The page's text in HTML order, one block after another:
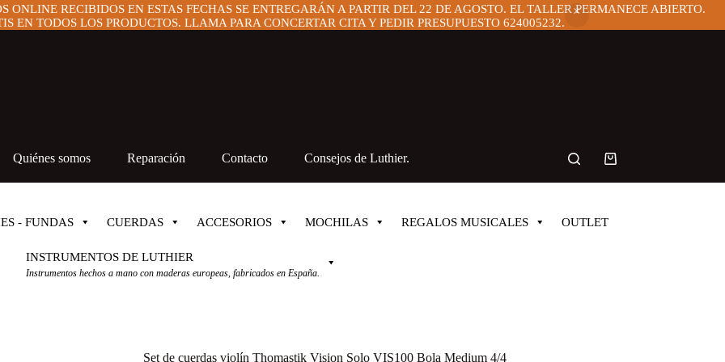
RECIBIDOS EN ESTAS FECHAS SE ENTREGARÁN A PARTIR DEL 22 DE AGOSTO. EL TALLER PERMANECE ABIERTO.
EN TODOS LOS PRODUCTOS. LLAMA PARA CONCERTAR CITA Y PEDIR PRESUPUESTO 624005232.
Quiénes somos Reparación Contacto Consejos de Luthier.
Carro
- FUNDAS CUERDAS ACCESORIOS MOCHILAS REGALOS MUSICALES OUTLET
INSTRUMENTOS DE LUTHIER
Instrumentos hechos a mano con maderas europeas, fabricados en España.
Set de cuerdas violín Thomastik Vision Solo VIS100 Bola Medium 4/4